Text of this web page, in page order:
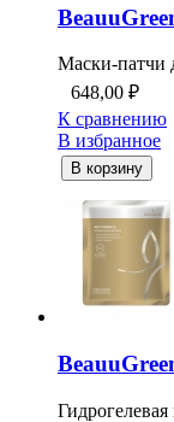
Маски-патчи
648,00 ₽
К сравнению
В избранное
В корзину